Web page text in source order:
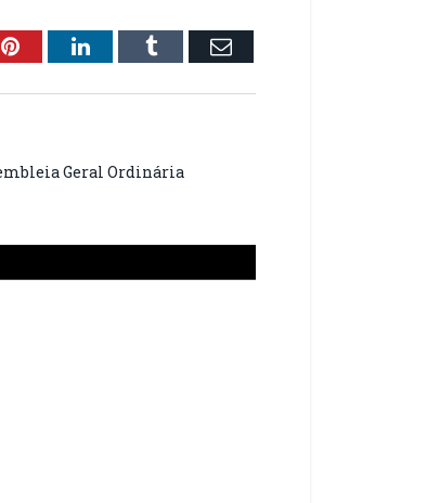
PinterestLinkedInTumblr Email
Geral Ordinária